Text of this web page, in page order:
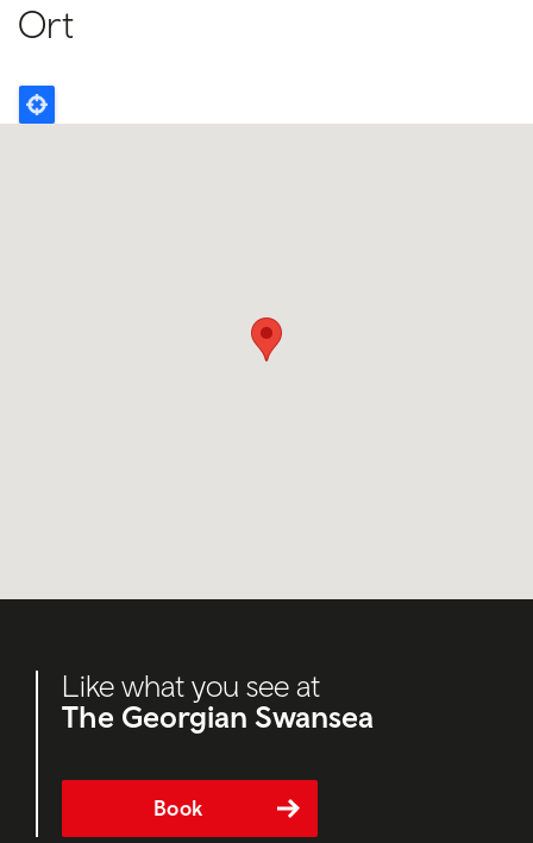
Ort
Like what you see at
The Georgian Swansea
Book